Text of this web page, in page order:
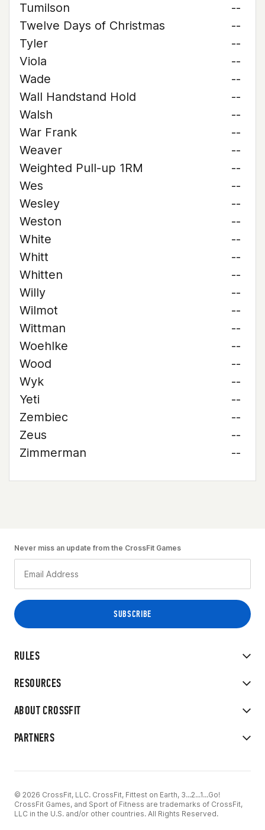
Tumilson
--
Twelve Days of Christmas
--
Tyler
--
Viola
--
Wade
--
Wall Handstand Hold
--
Walsh
--
War Frank
--
Weaver
--
Weighted Pull-up 1RM
--
Wes
--
Wesley
--
Weston
--
White
--
Whitt
--
Whitten
--
Willy
--
Wilmot
--
Wittman
--
Woehlke
--
Wood
--
Wyk
--
Yeti
--
Zembiec
--
Zeus
--
Zimmerman
--
RULES
RESOURCES
ABOUT CROSSFIT
PARTNERS
Never miss an update from the CrossFit Games
© 2026 CrossFit, LLC. CrossFit, Fittest on Earth, 3...2...1...Go!
CrossFit Games, and Sport of Fitness are trademarks of CrossFit,
LLC in the U.S. and/or other countries. All Rights Reserved.